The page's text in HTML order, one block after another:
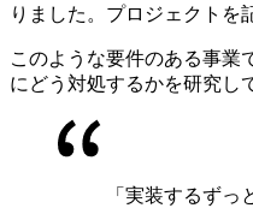
りました。プロジェクトを
このような要件のある事業
にどう対処するかを研究し
「実装するず